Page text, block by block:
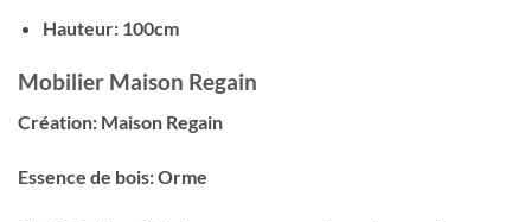
Hauteur: 100cm
Mobilier Maison Regain
Création: Maison Regain
Essence de bois: Orme